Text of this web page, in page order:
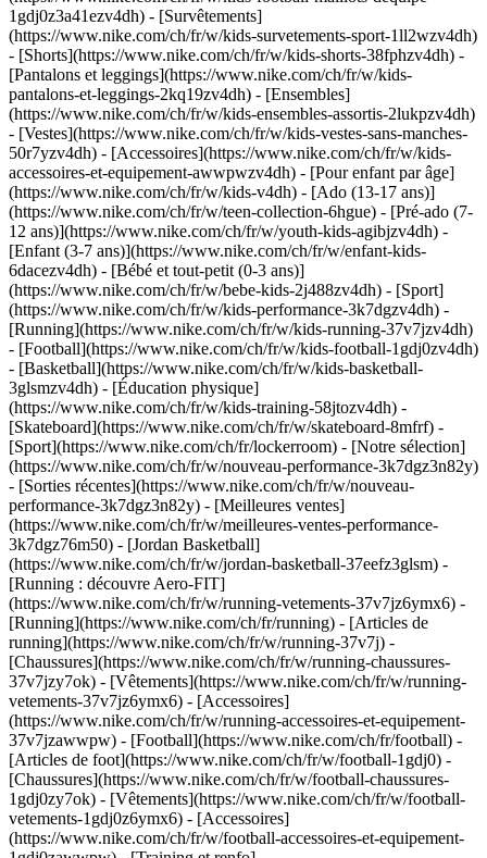
1gdj0z3a41ezv4dh) - [Survêtements]
(https://www.nike.com/ch/fr/w/kids-survetements-sport-1ll2wzv4dh)
- [Shorts](https://www.nike.com/ch/fr/w/kids-shorts-38fphzv4dh) -
[Pantalons et leggings](https://www.nike.com/ch/fr/w/kids-
pantalons-et-leggings-2kq19zv4dh) - [Ensembles]
(https://www.nike.com/ch/fr/w/kids-ensembles-assortis-2lukpzv4dh)
- [Vestes](https://www.nike.com/ch/fr/w/kids-vestes-sans-manches-
50r7yzv4dh) - [Accessoires](https://www.nike.com/ch/fr/w/kids-
accessoires-et-equipement-awwpwzv4dh) - [Pour enfant par âge]
(https://www.nike.com/ch/fr/w/kids-v4dh) - [Ado (13-17 ans)]
(https://www.nike.com/ch/fr/w/teen-collection-6hgue) - [Pré-ado (7-
12 ans)](https://www.nike.com/ch/fr/w/youth-kids-agibjzv4dh) -
[Enfant (3-7 ans)](https://www.nike.com/ch/fr/w/enfant-kids-
6dacezv4dh) - [Bébé et tout-petit (0-3 ans)]
(https://www.nike.com/ch/fr/w/bebe-kids-2j488zv4dh) - [Sport]
(https://www.nike.com/ch/fr/w/kids-performance-3k7dgzv4dh) -
[Running](https://www.nike.com/ch/fr/w/kids-running-37v7jzv4dh)
- [Football](https://www.nike.com/ch/fr/w/kids-football-1gdj0zv4dh)
- [Basketball](https://www.nike.com/ch/fr/w/kids-basketball-
3glsmzv4dh) - [Éducation physique]
(https://www.nike.com/ch/fr/w/kids-training-58jtozv4dh) -
[Skateboard](https://www.nike.com/ch/fr/w/skateboard-8mfrf) -
[Sport](https://www.nike.com/ch/fr/lockerroom) - [Notre sélection]
(https://www.nike.com/ch/fr/w/nouveau-performance-3k7dgz3n82y)
- [Sorties récentes](https://www.nike.com/ch/fr/w/nouveau-
performance-3k7dgz3n82y) - [Meilleures ventes]
(https://www.nike.com/ch/fr/w/meilleures-ventes-performance-
3k7dgz76m50) - [Jordan Basketball]
(https://www.nike.com/ch/fr/w/jordan-basketball-37eefz3glsm) -
[Running : découvre Aero-FIT]
(https://www.nike.com/ch/fr/w/running-vetements-37v7jz6ymx6) -
[Running](https://www.nike.com/ch/fr/running) - [Articles de
running](https://www.nike.com/ch/fr/w/running-37v7j) -
[Chaussures](https://www.nike.com/ch/fr/w/running-chaussures-
37v7jzy7ok) - [Vêtements](https://www.nike.com/ch/fr/w/running-
vetements-37v7jz6ymx6) - [Accessoires]
(https://www.nike.com/ch/fr/w/running-accessoires-et-equipement-
37v7jzawwpw) - [Football](https://www.nike.com/ch/fr/football) -
[Articles de foot](https://www.nike.com/ch/fr/w/football-1gdj0) -
[Chaussures](https://www.nike.com/ch/fr/w/football-chaussures-
1gdj0zy7ok) - [Vêtements](https://www.nike.com/ch/fr/w/football-
vetements-1gdj0z6ymx6) - [Accessoires]
(https://www.nike.com/ch/fr/w/football-accessoires-et-equipement-